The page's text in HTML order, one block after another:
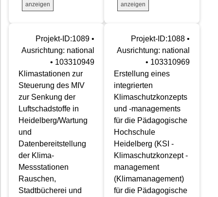
anzeigen anzeigen
Projekt-ID:1089 •
Ausrichtung: national
• 103310949
Klimastationen zur
Steuerung des MIV
zur Senkung der
Luftschadstoffe in
Heidelberg/Wartung
und
Datenbereitstellung
der Klima-
Messstationen
Rauschen,
Stadtbücherei und
Projekt-ID:1088 •
Ausrichtung: national
• 103310969
Erstellung eines
integrierten
Klimaschutzkonzepts
und -managements
für die Pädagogische
Hochschule
Heidelberg (KSI -
Klimaschutzkonzept -
management
(Klimamanagement)
für die Pädagogische